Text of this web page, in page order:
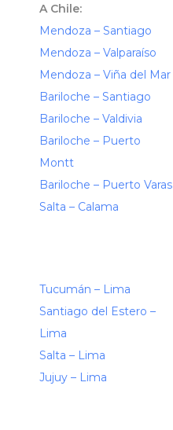
A Chile:
Mendoza – Santiago
Mendoza – Valparaíso
Mendoza – Viña del Mar
Bariloche – Santiago
Bariloche – Valdivia
Bariloche – Puerto
Montt
Bariloche – Puerto Varas
Salta – Calama
Tucumán – Lima
Santiago del Estero –
Lima
Salta – Lima
Jujuy – Lima